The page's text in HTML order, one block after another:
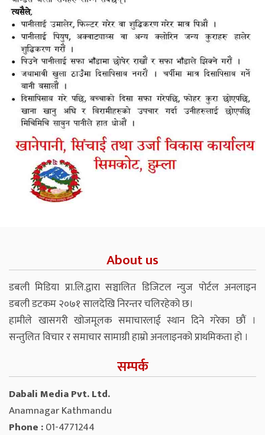
About us
डबली मिडिया प्रा.लि.द्वारा सञ्चालित डिजिटल न्युज पोर्टल अनलाइन
डबली डटकम २०७१ सालदेखि निरन्तर चलिरहेको छ।
हामीले खासगरी खोजमूलक समाचारलाई स्थान दिने गरेका छौं ।
सन्तुलित विचार र समाचार सामाग्री हाम्रो अनलाइनको प्राथमिकता हो ।
सम्पर्क
Dabali Media Pvt. Ltd.
Anamnagar Kathmandu
Phone :01-4771244